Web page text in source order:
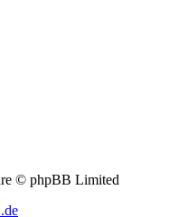
© phpBB Limited